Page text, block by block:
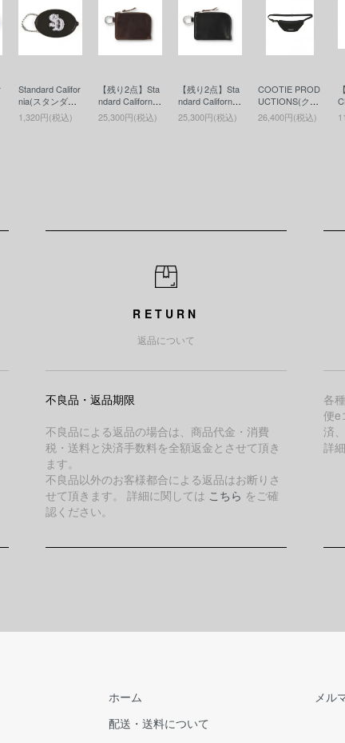
Standard Califor
nia(スタンダー
ドカリフォルニ
ア) SD Coin Ca
1,320円(税込)
【残り2点】Sta
ndard California
(スタンダード
カリフォルニ
25,300円(税込)
【残り2点】Sta
ndard California
(スタンダード
カリフォルニ
25,300円(税込)
COOTIE PROD
UCTIONS(クー
ティー)Nylon O
x Waist Bag(ウ
26,400円(税込)
RETURN
返品について
不良品・返品期限
不良品による返品の場合は、商品代金・消費
税・送料と決済手数料を全額返金とさせて頂き
ます。
不良品以外のお客様都合による返品はお断りさ
せて頂きます。 詳細に関しては こちら をご確
認ください。
各
便e
済
詳
ホーム
配送・送料について
メル